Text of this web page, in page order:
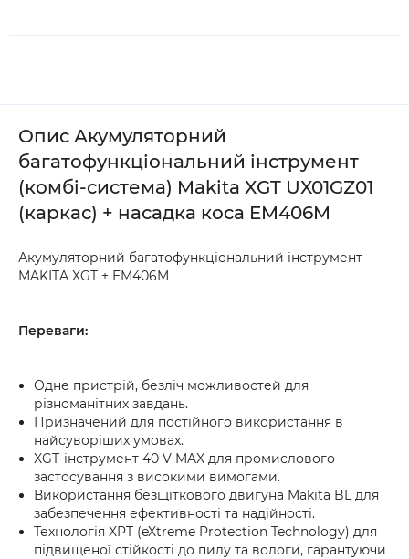
Опис Акумуляторний
багатофункціональний інструмент
(комбі-система) Makita XGT UX01GZ01
(каркас) + насадка коса EM406M
Акумуляторний багатофункціональний інструмент
MAKITA XGT + EM406M
Переваги:
Одне пристрій, безліч можливостей для
різноманітних завдань.
Призначений для постійного використання в
найсуворіших умовах.
XGT-інструмент 40 V MAX для промислового
застосування з високими вимогами.
Використання безщіткового двигуна Makita BL для
забезпечення ефективності та надійності.
Технологія XPT (eXtreme Protection Technology) для
підвищеної стійкості до пилу та вологи, гарантуючи